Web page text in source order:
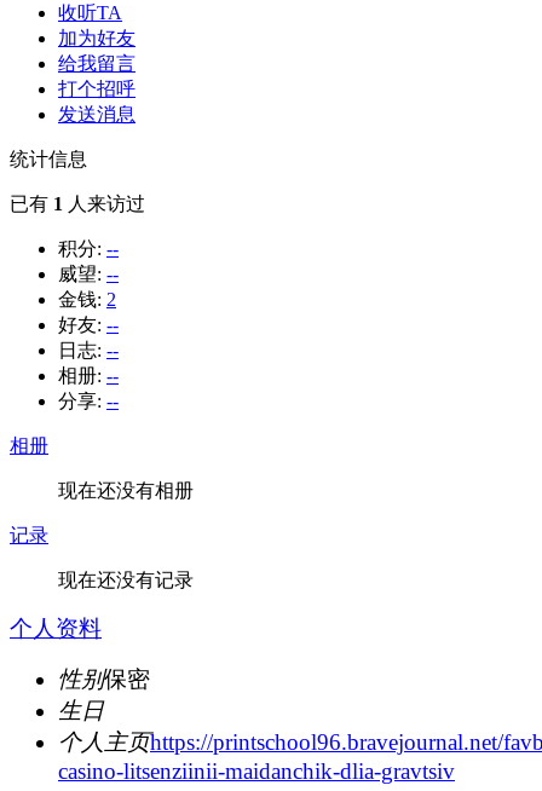
收听TA
加为好友
给我留言
打个招呼
发送消息
统计信息
已有 1 人来访过
积分: --
威望: --
金钱: 2
好友: --
日志: --
相册: --
分享: --
相册
现在还没有相册
记录
现在还没有记录
个人资料
性别保密
生日
个人主页https://printschool96.bravejournal.net/
casino-litsenziinii-maidanchik-dlia-gravtsiv